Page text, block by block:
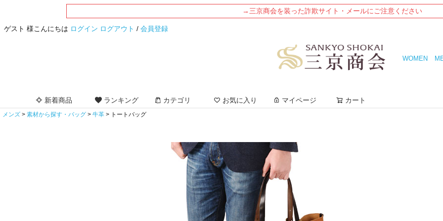
→三京商会を装った詐欺サイト・メールにご注意ください
ゲスト 様こんにちは ログイン ログアウト / 会員登録
WOMEN
新着商品 ランキング カテゴリ お気に入り マイページ カート
メンズ 素材から探す・バッグ 牛革 トートバッグ